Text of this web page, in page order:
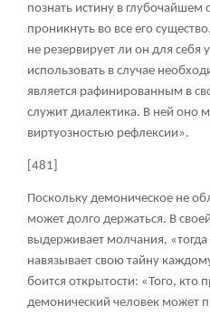
познать истину в глубочайшем
проникнуть во все его
не резервирует ли он для
использовать в случае
является рафинированным в
служит диалектика. В ней оно
виртуозностью рефлексии».
[481]
Поскольку демоническое не
может долго держаться. В
выдерживает молчания, «тогда
навязывает свою тайну
боится открытости: «Того, кто
демонический человек может